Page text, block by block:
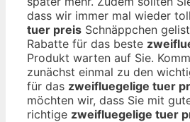
dass wir immer mal wieder
tuer preis Schnäppchen
Rabatte für das beste
Produkt warten auf Sie.
zunächst einmal zu den
für das zweifluegelige tuer
möchten wir, dass Sie mit
richtige zweifluegelige tuer